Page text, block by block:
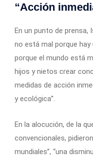
“Acción
En un punto de prensa,
no está mal porque hay
porque el mundo está
hijos y nietos crear
medidas de acción
y ecológica”.
En la alocución, de la
convencionales,
mundiales”, “una